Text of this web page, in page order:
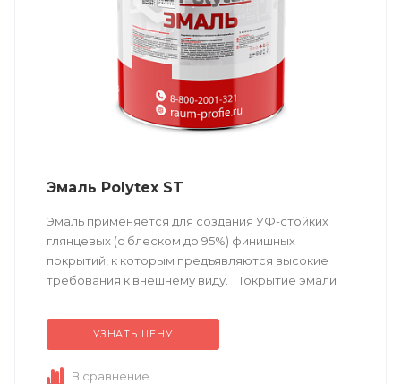
Эмаль Polytex ST
Эмаль применяется для создания УФ-стойких
глянцевых (с блеском до 95%) финишных
покрытий, к которым предъявляются высокие
требования к внешнему виду. Покрытие эмали
сопротивляемость ...
УЗНАТЬ ЦЕНУ
В сравнение